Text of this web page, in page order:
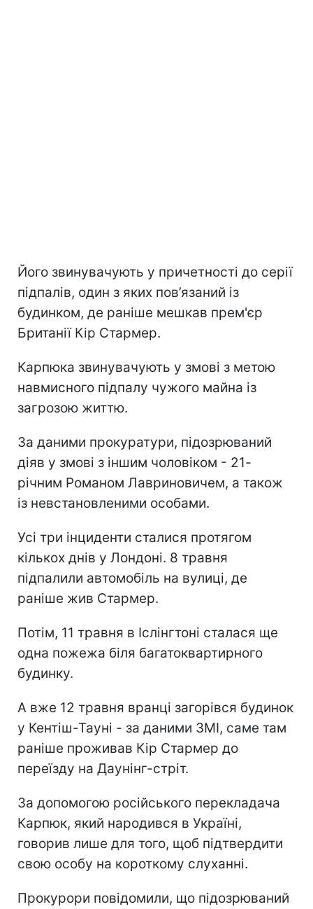
Його звинувачують у причетності до серії
підпалів, один з яких пов’язаний із
будинком, де раніше мешкав прем'єр
Британії Кір Стармер.
Карпюка звинувачують у змові з метою
навмисного підпалу чужого майна із
загрозою життю.
За даними прокуратури, підозрюваний
діяв у змові з іншим чоловіком - 21-
річним Романом Лавриновичем, а також
із невстановленими особами.
Усі три інциденти сталися протягом
кількох днів у Лондоні. 8 травня
підпалили автомобіль на вулиці, де
раніше жив Стармер.
Потім, 11 травня в Іслінгтоні сталася ще
одна пожежа біля багатоквартирного
будинку.
А вже 12 травня вранці загорівся будинок
у Кентіш-Тауні - за даними ЗМІ, саме там
раніше проживав Кір Стармер до
переїзду на Даунінг-стріт.
За допомогою російського перекладача
Карпюк, який народився в Україні,
говорив лише для того, щоб підтвердити
свою особу на короткому слуханні.
Прокурори повідомили, що підозрюваний